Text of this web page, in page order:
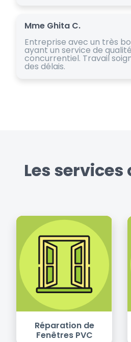
Mme Ghita C.
Entreprise avec un très
ayant un service de
concurrentiel. Travail
des délais.
Les
Réparation de
Fenêtres PVC